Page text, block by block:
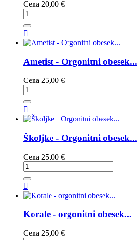
Cena 20,00 €

Ametist - Orgonitni obesek...
Cena 25,00 €

Školjke - Orgonitni obesek...
Cena 25,00 €

Korale - orgonitni obesek...
Cena 25,00 €